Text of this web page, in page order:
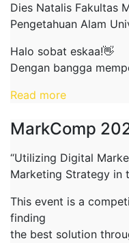
Dies Natalis Fakultas
Pengetahuan Alam
Halo sobat eskaa!👋
Dengan bangga
Read more
MarkComp
“Utilizing Digital
Marketing Strategy in
This event is a
finding
the best solution